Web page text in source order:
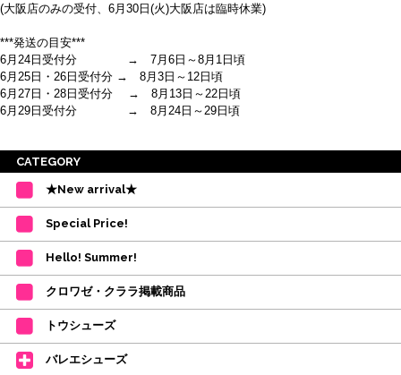
(大阪店のみの受付、6月30日(火)大阪店は臨時休業)
***発送の目安***
6月24日受付分 → 7月6日～8月1日頃
6月25日・26日受付分 → 8月3日～12日頃
6月27日・28日受付分 → 8月13日～22日頃
6月29日受付分 → 8月24日～29日頃
※ご注意
間を目安として下さい。
・在庫の確保は発送の直前に行います。カートに入れて注文完了となって
ご注文商品が在庫切れの場合は、上記お目安の頃にご連絡させていただき
カード決済をされたお客様は決済金額の変更をさせていただきます。
【ミルバ×たけいみき】オリジナルタオルが新登場!
レッスンのお供にはもちろん、毎日の持ち歩きやギフトにもぴったりのミル
バオリジナルタオルです。
CATEGORY
★New arrival★
Special Price!
Hello! Summer!
クロワゼ・クララ掲載商品
トウシューズ
バレエシューズ